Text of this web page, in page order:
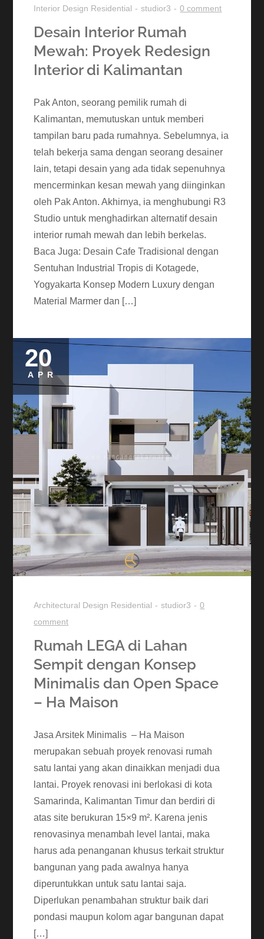
Interior Design Residential studior3 0 comment
Desain Interior Rumah
Mewah: Proyek Redesign
Interior di Kalimantan
Pak Anton, seorang pemilik rumah di
Kalimantan, memutuskan untuk memberi
tampilan baru pada rumahnya. Sebelumnya, ia
telah bekerja sama dengan seorang desainer
lain, tetapi desain yang ada tidak sepenuhnya
mencerminkan kesan mewah yang diinginkan
oleh Pak Anton. Akhirnya, ia menghubungi R3
Studio untuk menghadirkan alternatif desain
interior rumah mewah dan lebih berkelas.
Baca Juga: Desain Cafe Tradisional dengan
Sentuhan Industrial Tropis di Kotagede,
Yogyakarta Konsep Modern Luxury dengan
Material Marmer dan […]
20
APR
Architectural Design Residential studior3
0
comment
Rumah LEGA di Lahan
Sempit dengan Konsep
Minimalis dan Open Space
– Ha Maison
Jasa Arsitek Minimalis – Ha Maison
merupakan sebuah proyek renovasi rumah
satu lantai yang akan dinaikkan menjadi dua
lantai. Proyek renovasi ini berlokasi di kota
Samarinda, Kalimantan Timur dan berdiri di
atas site berukuran 15×9 m². Karena jenis
renovasinya menambah level lantai, maka
harus ada penanganan khusus terkait struktur
bangunan yang pada awalnya hanya
diperuntukkan untuk satu lantai saja.
Diperlukan penambahan struktur baik dari
pondasi maupun kolom agar bangunan dapat
[…]